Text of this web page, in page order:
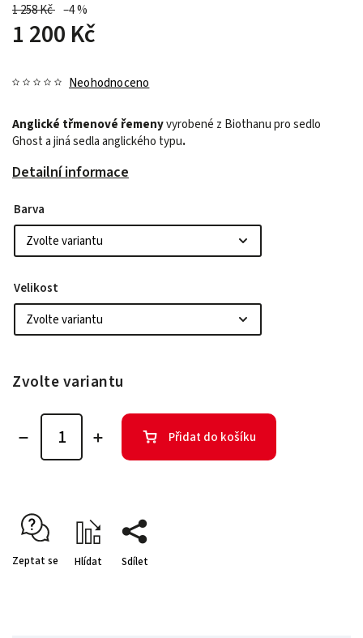
1 258 Kč –4 %
1 200 Kč
Neohodnoceno
Anglické třmenové řemenyvyrobené z Biothanupro sedlo
Ghost a jiná sedla anglického typu.
Detailní informace
Barva
Velikost
Zvolte variantu
Přidat do košíku
Zeptat se Hlídat Sdílet